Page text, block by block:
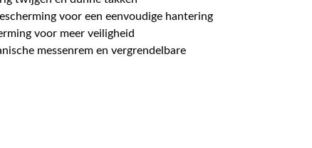
voor een eenvoudige hantering
voor meer veiligheid
messenrem en vergrendelbare